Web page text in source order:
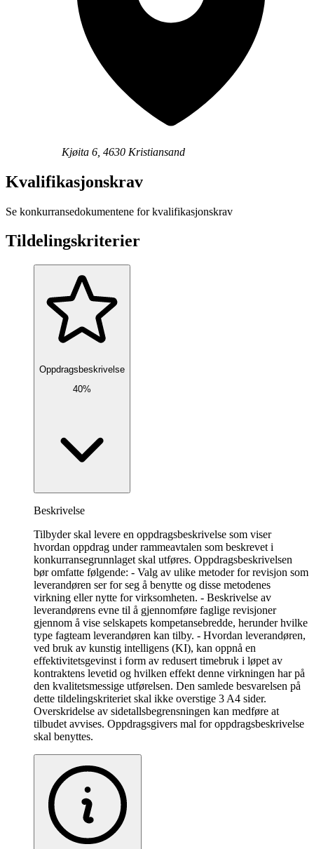
Kjøita 6, 4630 Kristiansand
Kvalifikasjonskrav
Se konkurransedokumentene for kvalifikasjonskrav
Tildelingskriterier
Oppdragsbeskrivelse
40%
Beskrivelse
Tilbyder skal levere en oppdragsbeskrivelse som viser
hvordan oppdrag under rammeavtalen som beskrevet i
konkurransegrunnlaget skal utføres. Oppdragsbeskrivelsen
bør omfatte følgende: - Valg av ulike metoder for revisjon som
leverandøren ser for seg å benytte og disse metodenes
virkning eller nytte for virksomheten. - Beskrivelse av
leverandørens evne til å gjennomføre faglige revisjoner
gjennom å vise selskapets kompetansebredde, herunder hvilke
type fagteam leverandøren kan tilby. - Hvordan leverandøren,
ved bruk av kunstig intelligens (KI), kan oppnå en
effektivitetsgevinst i form av redusert timebruk i løpet av
kontraktens levetid og hvilken effekt denne virkningen har på
den kvalitetsmessige utførelsen. Den samlede besvarelsen på
dette tildelingskriteriet skal ikke overstige 3 A4 sider.
Overskridelse av sidetallsbegrensningen kan medføre at
tilbudet avvises. Oppdragsgivers mal for oppdragsbeskrivelse
skal benyttes.